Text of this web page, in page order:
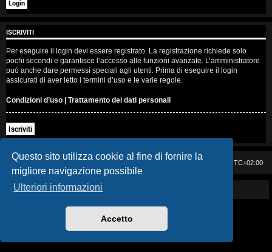
Questo sito utilizza cookie al fine di fornire la
migliore navigazione possibile
Ulteriori informazioni
Accetto
s
e
n
z
a
r
i
s
p
o
t
ISCRIVITI
Per eseguire il login devi essere registrato. La registrazione richiede solo
pochi secondi e garantisce l’accesso alle funzioni avanzate. L’amministratore
può anche dare permessi speciali agli utenti. Prima di eseguire il login
assicurati di aver letto i termini d’uso e le varie regole.
Condizioni d’uso | Trattamento dei dati personali
Iscriviti
Casa DAG UTC+02:00
Powered by GIGI D'AGOSTINO